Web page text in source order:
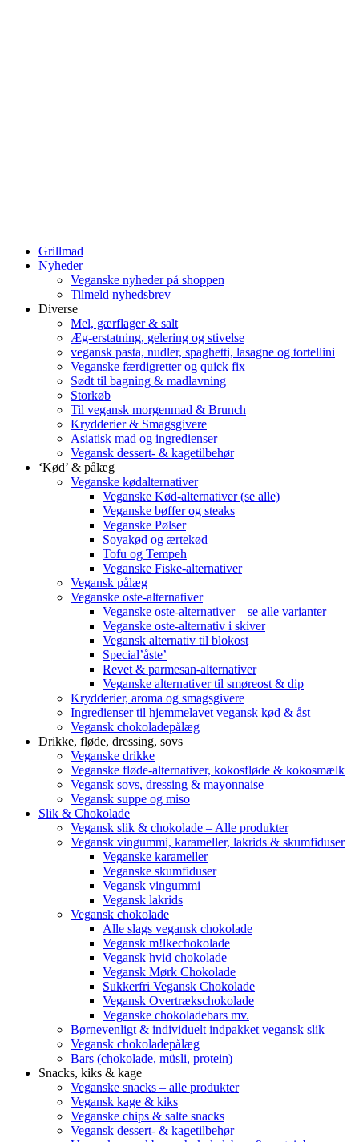
Grillmad
Nyheder
Veganske nyheder på shoppen
Tilmeld nyhedsbrev
Diverse
Mel, gærflager & salt
Æg-erstatning, gelering og stivelse
vegansk pasta, nudler, spaghetti, lasagne og tortellini
Veganske færdigretter og quick fix
Sødt til bagning & madlavning
Storkøb
Til vegansk morgenmad & Brunch
Krydderier & Smagsgivere
Asiatisk mad og ingredienser
Vegansk dessert- & kagetilbehør
‘Kød’ & pålæg
Veganske kødalternativer
Veganske Kød-alternativer (se alle)
Veganske bøffer og steaks
Veganske Pølser
Soyakød og ærtekød
Tofu og Tempeh
Veganske Fiske-alternativer
Vegansk pålæg
Veganske oste-alternativer
Veganske oste-alternativer – se alle varianter
Veganske oste-alternativ i skiver
Vegansk alternativ til blokost
Special’åste’
Revet & parmesan-alternativer
Veganske alternativer til smøreost & dip
Krydderier, aroma og smagsgivere
Ingredienser til hjemmelavet vegansk kød & åst
Vegansk chokoladepålæg
Drikke, fløde, dressing, sovs
Veganske drikke
Veganske fløde-alternativer, kokosfløde & kokosmælk
Vegansk sovs, dressing & mayonnaise
Vegansk suppe og miso
Slik & Chokolade
Vegansk slik & chokolade – Alle produkter
Vegansk vingummi, karameller, lakrids & skumfiduser
Veganske karameller
Veganske skumfiduser
Vegansk vingummi
Vegansk lakrids
Vegansk chokolade
Alle slags vegansk chokolade
Vegansk m!lkechokolade
Vegansk hvid chokolade
Vegansk Mørk Chokolade
Sukkerfri Vegansk Chokolade
Vegansk Overtrækschokolade
Veganske chokoladebars mv.
Børnevenligt & individuelt indpakket vegansk slik
Vegansk chokoladepålæg
Bars (chokolade, müsli, protein)
Snacks, kiks & kage
Veganske snacks – alle produkter
Vegansk kage & kiks
Veganske chips & salte snacks
Vegansk dessert- & kagetilbehør